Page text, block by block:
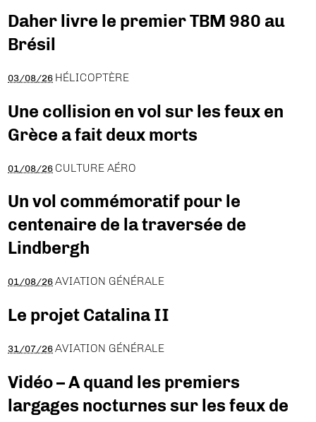
Daher livre le premier TBM 980 au
Brésil
03/08/26 HÉLICOPTÈRE
Une collision en vol sur les feux en
Grèce a fait deux morts
01/08/26 CULTURE AÉRO
Un vol commémoratif pour le
centenaire de la traversée de
Lindbergh
01/08/26 AVIATION GÉNÉRALE
Le projet Catalina II
31/07/26 AVIATION GÉNÉRALE
Vidéo – A quand les premiers
largages nocturnes sur les feux de